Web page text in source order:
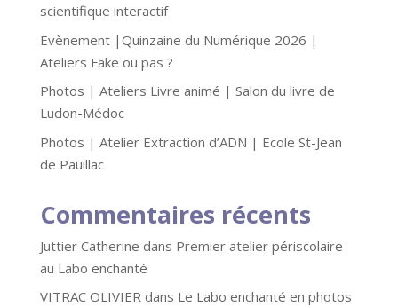
scientifique interactif
Evènement |Quinzaine du Numérique 2026 |
Ateliers Fake ou pas ?
Photos | Ateliers Livre animé | Salon du livre de
Ludon-Médoc
Photos | Atelier Extraction d’ADN | Ecole St-Jean
de Pauillac
Commentaires récents
Juttier Catherine dans Premier atelier périscolaire
au Labo enchanté
VITRAC OLIVIERdans Le Labo enchanté en photos